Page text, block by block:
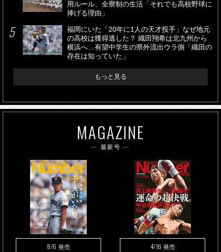
用ルール、全寮制の生活「それでも高校野球に
捧げる理由」
福岡にいた「20年に1人の天才投手」なぜ地元
の高校は獲得逃した？ 織田翔希は北九州から
横浜へ…有望中学生の県外流出ウラ側「織田の
存在は知っていた」
もっと見る
MAGAZINE
最新号
8/6 発売 4/16 発売